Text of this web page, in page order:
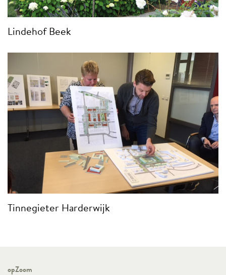
Lindehof Beek
Tinnegieter Harderwijk
opZoom